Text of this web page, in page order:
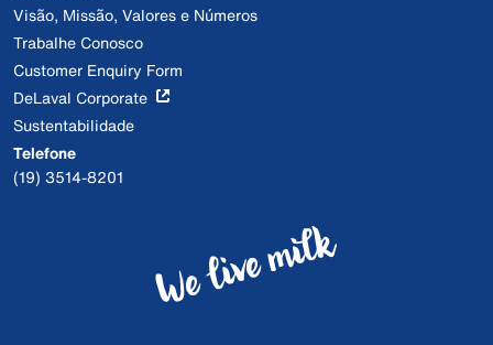
Visão, Missão, Valores e Números
Trabalhe Conosco
Customer Enquiry Form
DeLaval Corporate
Sustentabilidade
Telefone
(19) 3514-8201